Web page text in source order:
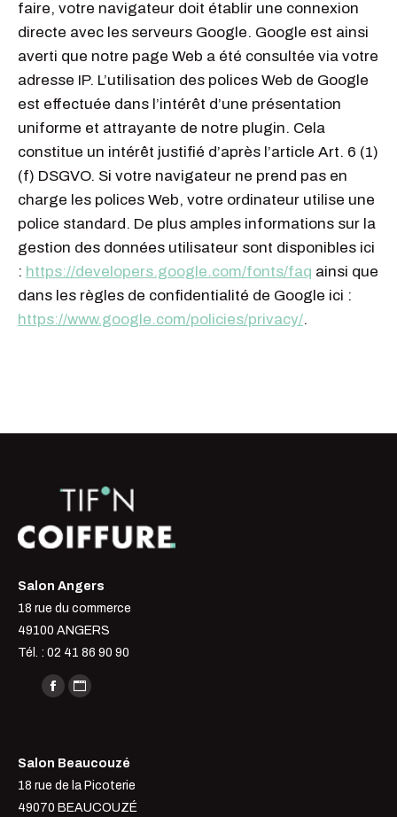
faire, votre navigateur doit établir une connexion
directe avec les serveurs Google. Google est ainsi
averti que notre page Web a été consultée via votre
adresse IP. L’utilisation des polices Web de Google
est effectuée dans l’intérêt d’une présentation
uniforme et attrayante de notre plugin. Cela
constitue un intérêt justifié d’après l’article Art. 6 (1)
(f) DSGVO. Si votre navigateur ne prend pas en
charge les polices Web, votre ordinateur utilise une
police standard. De plus amples informations sur la
gestion des données utilisateur sont disponibles ici
: https://developers.google.com/fonts/faq ainsi que
dans les règles de confidentialité de Google ici :
https://www.google.com/policies/privacy/.
Salon Angers
18 rue du commerce
49100 ANGERS
Tél. : 02 41 86 90 90
Trouvez nous sur :
La
s'ouvre
dans
une
La
Web
s'ouvre
dans
Salon Beaucouzé
18 rue de la Picoterie
49070 BEAUCOUZÉ